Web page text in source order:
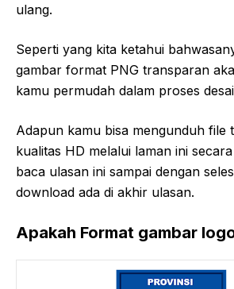
ulang.
Seperti yang kita ketahui
gambar format PNG transparan
kamu permudah dalam proses
Adapun kamu bisa mengunduh file
kualitas HD melalui laman ini
baca ulasan ini sampai dengan
download ada di akhir ulasan.
Apakah Format gambar